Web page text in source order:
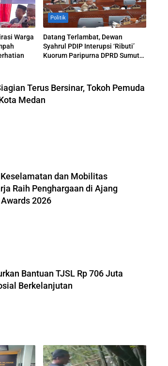
Warga
Politik
Datang Terlambat, Dewan
Syahrul PDIP Interupsi ‘Ributi’
Kuorum Paripurna DPRD Sumut
Terus Bersinar, Tokoh Pemuda
Medan
dan Mobilitas
Raih Penghargaan di Ajang
2026
Bantuan TJSL Rp 706 Juta
Berkelanjutan